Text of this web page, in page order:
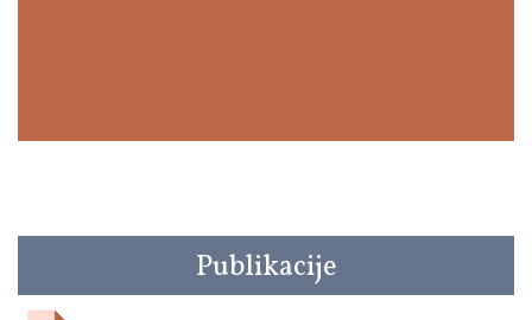
Publikacije